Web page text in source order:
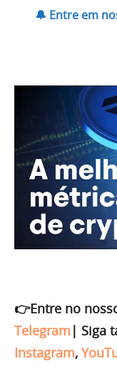
🔔 Entre em
👉Entre no
Telegram | Siga
Instagram,